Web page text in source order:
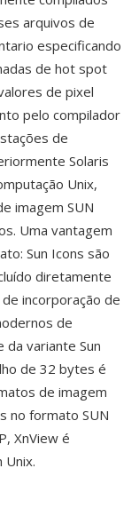
arquivos de
especificando
de hot spot
de pixel
pelo compilador
de
Solaris
Unix,
imagem SUN
Uma vantagem
Sun Icons são
diretamente
incorporação de
de
da variante Sun
de 32 bytes é
de imagem
no formato SUN
XnView é
Unix.